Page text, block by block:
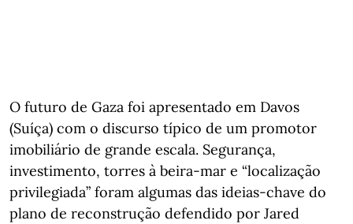
O futuro de Gaza foi apresentado em Davos
(Suíça) com o discurso típico de um promotor
imobiliário de grande escala. Segurança,
investimento, torres à beira-mar e “localização
privilegiada” foram algumas das ideias-chave do
plano de reconstrução defendido por Jared